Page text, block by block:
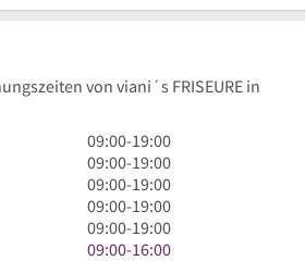
von viani´s FRISEURE in
9
Uhr
bis
19
Uhr
09:00-19:00
9
Uhr
bis
19
Uhr
09:00-19:00
9
Uhr
bis
19
09:00-19:00
9
Uhr
bis
09:00-19:00
9
Uhr
09:00-19:00
9
09:00-16:00